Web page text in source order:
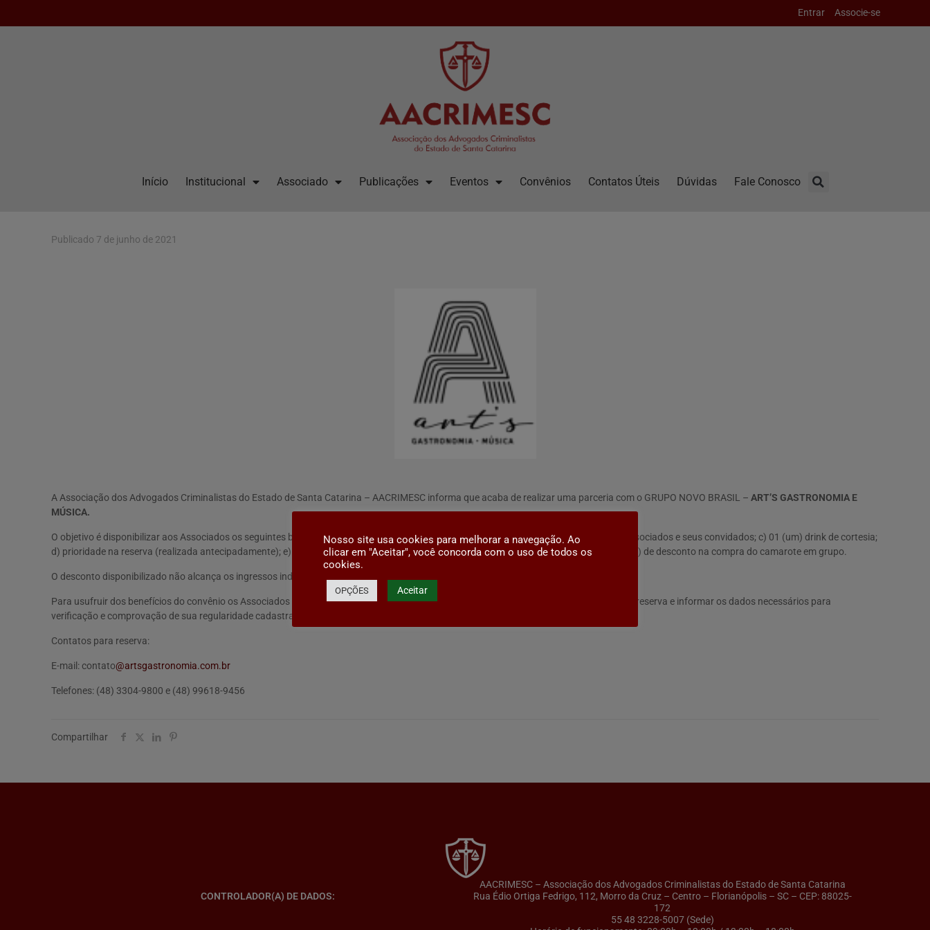
Entrar Associe-se
Início Institucional Associado Publicações Eventos Convênios Contatos Úteis Dúvidas Fale Conosco
Publicado 7 de junho de 2021
A Associação dos Advogados Criminalistas do Estado de Santa Catarina – AACRIMESC informa que acaba de realizar uma parceria com o GRUPO NOVO BRASIL –ART’S GASTRONOMIA E
MÚSICA.
O objetivo é disponibilizar aos Associados os seguintes benefícios: a) acesso preferencial; b) desconto de 5% (cinco por cento) para os Associados e seus convidados; c) 01 (um) drink de cortesia;
d) prioridade na reserva (realizada antecipadamente); e) negociações diferenciadas para festas e f) nos dias de show, 5% (cinco por cento) de desconto na compra do camarote em grupo.
O desconto disponibilizado não alcança os ingressos individuais vendidos pela empresa SYMPLA.
Para usufruir dos benefícios do convênio os Associados deverão entrar em contato de forma antecipada com a conveniada para realizar reserva e informar os dados necessários para
verificação e comprovação de sua regularidade cadastral perante a AACRIMESC.
Contatos para reserva:
E-mail: contato@artsgastronomia.com.br
Telefones: (48) 3304-9800 e (48) 99618-9456
Compartilhar
CONTROLADOR(A) DE DADOS:
AACRIMESC – Associação dos Advogados Criminalistas do Estado de Santa Catarina
Rua Édio Ortiga Fedrigo, 112, Morro da Cruz – Centro – Florianópolis – SC – CEP: 88025-
172
55 48 3228-5007 (Sede)
Nosso site usa cookies para melhorar a navegação. Ao
clicar em "Aceitar", você concorda com o uso de todos os
cookies.
OPÇÕES Aceitar